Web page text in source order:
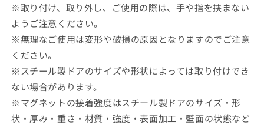
※取り付け、取り外し、ご使用の際は、手や指を挟まない
ようご注意ください。
※無理なご使用は変形や破損の原因となりますのでご注意
ください。
※ スチール製ドアのサイズや形状によっては取り付けでき
ない場合があります。
※マグネットの接着強度はスチール製ドアのサイズ・形
状・厚み・重さ・材質・強度・表面加工・壁面の状態など